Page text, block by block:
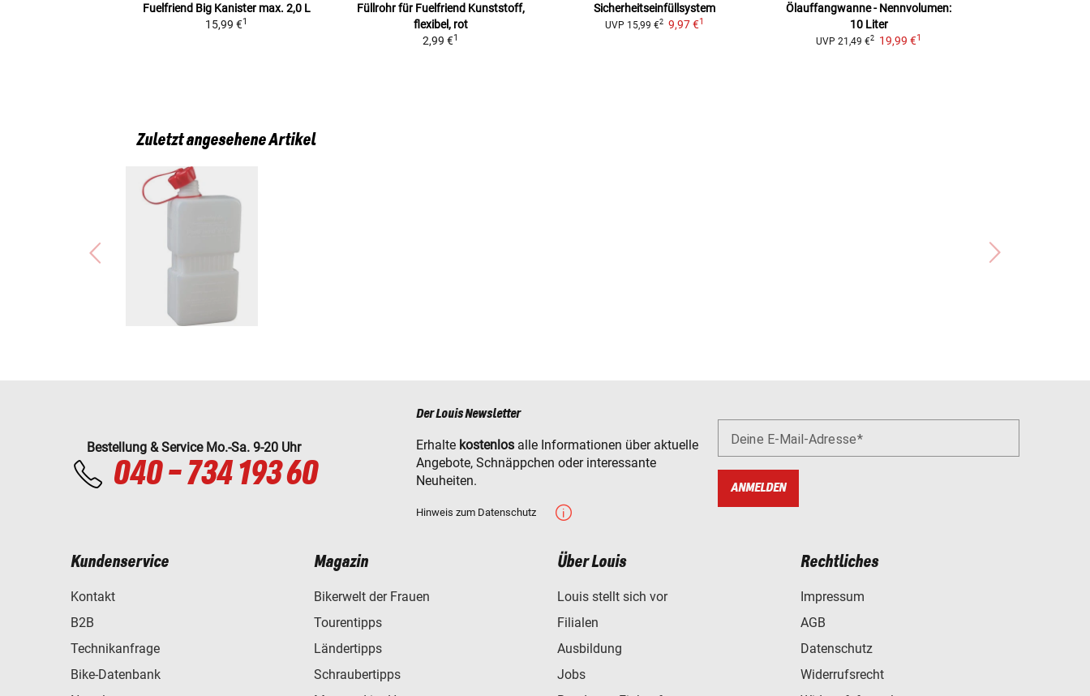
Fuelfriend Big Kanister max. 2,0 L
15,99 €1
Füllrohr für Fuelfriend Kunststoff,
flexibel, rot
2,99 €1
Sicherheitseinfüllsystem
UVP 15,99 €2 9,97 €1
Ölauffangwanne - Nennvolumen:
10 Liter
UVP 21,49 €2 19,99 €1
Zuletzt angesehene Artikel
Bestellung & Service Mo.-Sa. 9-20 Uhr
040 - 734 193 60
Der Louis Newsletter
Erhalte kostenlos alle Informationen über aktuelle
Angebote, Schnäppchen oder interessante
Neuheiten.
Hinweis zum Datenschutz
Deine E-Mail-Adresse
ANMELDEN
Kundenservice
Kontakt
B2B
Technikanfrage
Bike-Datenbank
Magazin
Bikerwelt der Frauen
Tourentipps
Ländertipps
Schraubertipps
Über Louis
Louis stellt sich vor
Filialen
Ausbildung
Jobs
Rechtliches
Impressum
AGB
Datenschutz
Widerrufsrecht